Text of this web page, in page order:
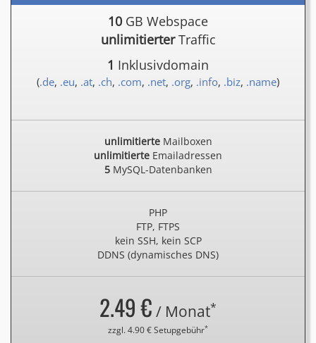
10 GB Webspace
unlimitierterTraffic
1 Inklusivdomain
(.de, .eu, .at, .ch, .com, .net, .org, .info, .biz, .name)
unlimitierteMailboxen
unlimitierte Emailadressen
5MySQL-Datenbanken
PHP
FTP, FTPS
kein SSH, kein SCP
DDNS (dynamisches DNS)
2.49 € / Monat*
zzgl. 4.90 € Setupgebühr*